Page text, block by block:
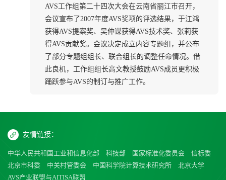
AVS工作组第二十四次大会在云南省丽江市召开，
会议宣布了2007年度AVS奖项的评选结果，于江鸿
获得AVS提案奖、吴仲谋获得AVS技术奖、张莉获
得AVS贡献奖。会议决定成立内容专题组，并公布
了部分专题组组长、联合组长的调整任命情况。借
此良机，工作组组长高文教授鼓励AVS成员更积极
踊跃参与AVS的制订与推广工作。
友情链接：
中华人民共和国工业和信息化部 科技部 国家标准化委员会
信标委
北京市科委
中关村管委会 中国科学院计算技术研究所
北京大学
AVS产业联盟与AITISA联盟